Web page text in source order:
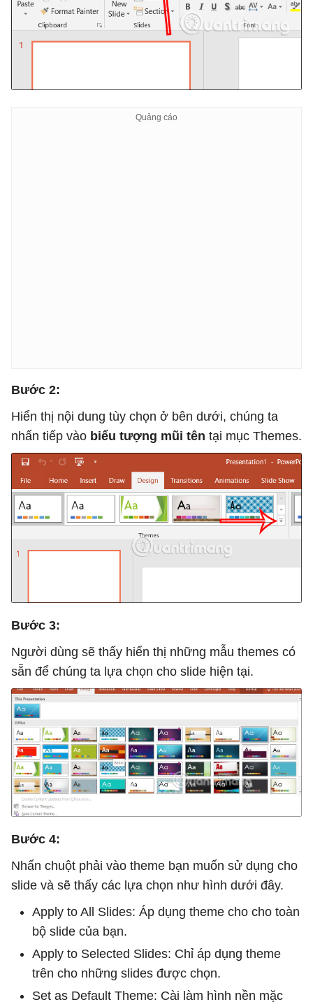
Bước 2:
Hiển thị nội dung tùy chọn ở bên dưới, chúng ta
nhấn tiếp vào biểu tượng mũi tên tại mục Themes.
Bước 3:
Người dùng sẽ thấy hiển thị những mẫu themes có
sẵn để chúng ta lựa chọn cho slide hiện tại.
Bước 4:
Nhấn chuột phải vào theme bạn muốn sử dụng cho
slide và sẽ thấy các lựa chọn như hình dưới đây.
Apply to All Slides: Áp dụng theme cho cho toàn
bộ slide của bạn.
Apply to Selected Slides: Chỉ áp dụng theme
trên cho những slides được chọn.
Set as Default Theme: Cài làm hình nền mặc